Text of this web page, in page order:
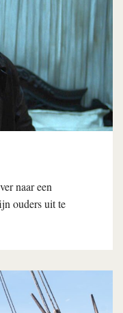
naar een
ouders uit te